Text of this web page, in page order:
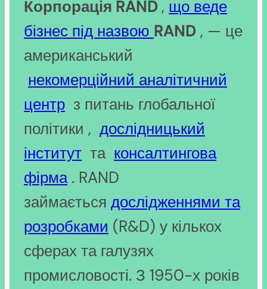
Корпорація RAND, що веде
бізнес під назвою RAND , — це
американський
некомерційний аналітичний
центр з питань глобальної
політики , дослідницький
інститут та консалтингова
фірма. RAND
займається дослідженнями та
розробками (R&D) у кількох
сферах та галузях
промисловості. З 1950-х років